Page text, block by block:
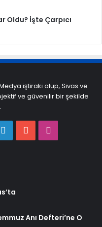
Oldu? İşte Çarpıcı
iştiraki olup, Sivas ve
ve güvenilir bir şekilde
LinkedInYouTube
Anı Defteri’ne O